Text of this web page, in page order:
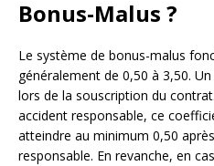
Bonus-Malus ?
Le système de bonus-malus
généralement de 0,50 à 3,50.
lors de la souscription du
accident responsable, ce
atteindre au minimum 0,50
responsable. En revanche, en